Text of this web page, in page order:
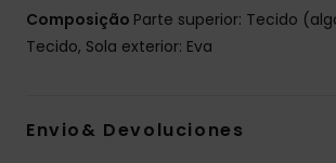
Composição Parte superior: Tecido
Tecido, Sola exterior: Eva
Envio& Devoluciones